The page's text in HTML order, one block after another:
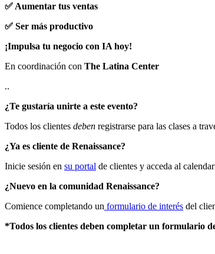
✅ Aumentar tus ventas
✅ Ser más productivo
¡Impulsa tu negocio con IA hoy!
En coordinación con The Latina Center
..
¿Te gustaría unirte a este evento?
Todos los clientes deben registrarse para las clases a
¿Ya es cliente de Renaissance?
Inicie sesión en su portal de clientes y acceda al
¿Nuevo en la comunidad Renaissance?
Comience completando un formulario de interés del
*Todos los clientes deben completar un formulario